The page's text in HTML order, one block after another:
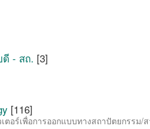
ดี - สถ. [3]
[116]
อร์เพื่อการออกแบบทางสถาปัตยกรรม/